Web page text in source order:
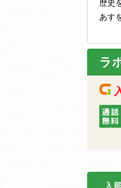
歴史
あす
ラ